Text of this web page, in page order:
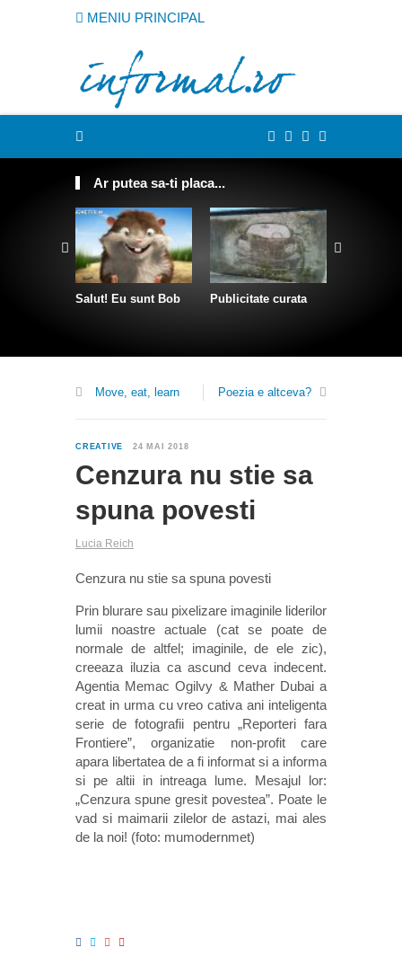
MENIU PRINCIPAL
Ar putea sa-ti placa...
Salut! Eu sunt Bob Publicitate curata
Move, eat, learn Poezia e altceva?
CREATIVE 24 MAI 2018
Cenzura nu stie sa
spuna povesti
Lucia Reich
Cenzura nu stie sa spuna povesti
Prin blurare sau pixelizare imaginile liderilor
lumii noastre actuale (cat se poate de
normale de altfel; imaginile, de ele zic),
creeaza iluzia ca ascund ceva indecent.
Agentia Memac Ogilvy & Mather Dubai a
creat in urma cu vreo cativa ani inteligenta
serie de fotografii pentru „Reporteri fara
Frontiere”, organizatie non-profit care
apara libertatea de a fi informat si a informa
si pe altii in intreaga lume. Mesajul lor:
„Cenzura spune gresit povestea”. Poate le
vad si maimarii zilelor de astazi, mai ales
de la noi! (foto: mumodernmet)